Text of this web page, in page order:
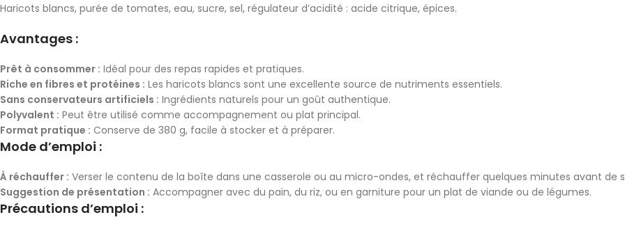
Haricots blancs, purée de tomates, eau, sucre, sel, régulateur d’acidité : acide citrique, épices.
Avantages :
Prêt à consommer : Idéal pour des repas rapides et pratiques.
Riche en fibres et protéines : Les haricots blancs sont une excellente source de nutriments essentiels.
Sans conservateurs artificiels : Ingrédients naturels pour un goût authentique.
Polyvalent : Peut être utilisé comme accompagnement ou plat principal.
Format pratique : Conserve de 380 g, facile à stocker et à préparer.
Mode d’emploi :
À réchauffer : Verser le contenu de la boîte dans une casserole ou au micro-ondes, et réchauffer quelques minutes avant de
Suggestion de présentation : Accompagner avec du pain, du riz, ou en garniture pour un plat de viande ou de légumes.
Précautions d’emploi :